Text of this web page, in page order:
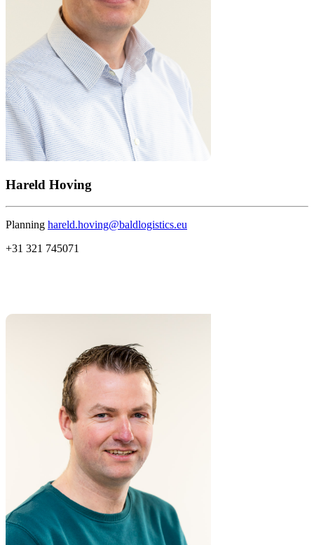
Hareld Hoving
Planning hareld.hoving@baldlogistics.eu
+31 321 745071